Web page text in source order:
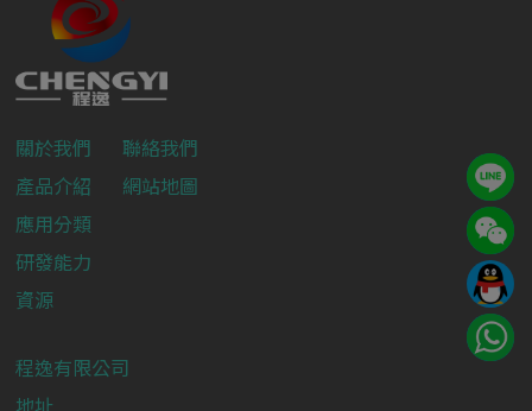
關於我們
產品介紹
應用分類
研發能力
資源
聯絡我們
網站地圖
程逸有限公司
地址